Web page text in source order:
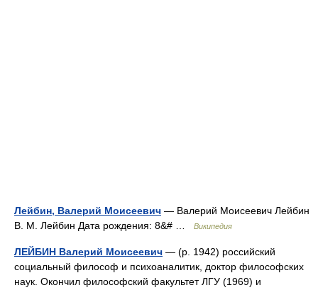
Лейбин, Валерий Моисеевич — Валерий Моисеевич Лейбин
В. М. Лейбин Дата рождения: 8&# …
Википедия
ЛЕЙБИН Валерий Моисеевич — (р. 1942) российский
социальный философ и психоаналитик, доктор философских
наук. Окончил философский факультет ЛГУ (1969) и